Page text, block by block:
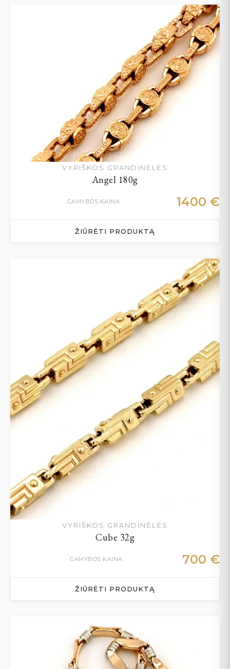
VYRIŠKOS GRANDINĖLĖS
Angel 180g
GAMYBOS KAINA 1400 €
ŽIŪRĖTI PRODUKTĄ
VYRIŠKOS GRANDINĖLĖS
Cube 32g
GAMYBOS KAINA 700 €
ŽIŪRĖTI PRODUKTĄ